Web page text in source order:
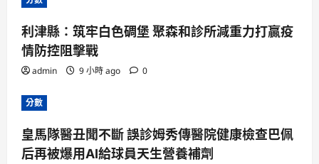
利津縣：筑牢白色碉堡 聚森和診所減重力打贏疫
情防控阻擊戰
admin 9 小時 ago 0
分數
皇馬隊醫丑聞不斷 誤診姆秀傳醫院健康檢查巴佩
后再被爆用AI給球員天生營養補劑